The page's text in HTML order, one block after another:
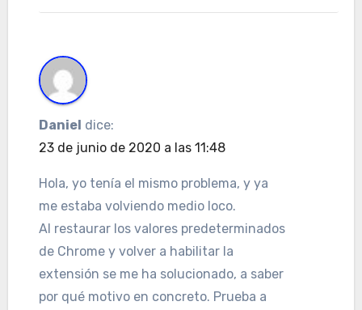
Daniel dice:
23 de junio de 2020 a las 11:48
Hola, yo tenía el mismo problema, y ya
me estaba volviendo medio loco.
Al restaurar los valores predeterminados
de Chrome y volver a habilitar la
extensión se me ha solucionado, a saber
por qué motivo en concreto. Prueba a